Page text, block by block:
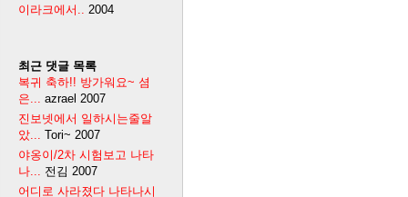
이라크에서.. 2004
최근 댓글 목록
복귀 축하!! 방가워요~ 셤
은... azrael 2007
진보넷에서 일하시는줄알
았... Tori~ 2007
야옹이/2차 시험보고 나타
나...
전김 2007
어디로 사라졌다 나타나시